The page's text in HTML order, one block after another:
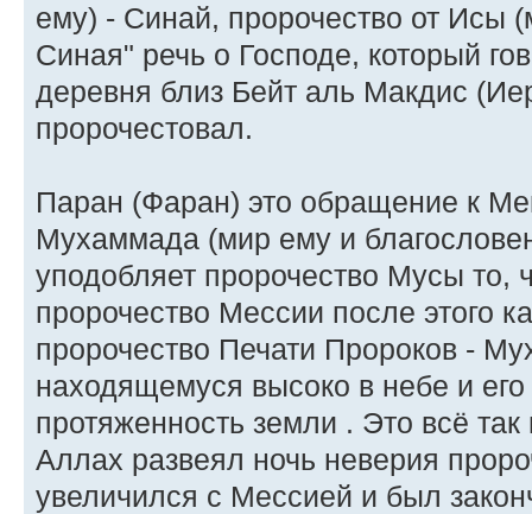
ему) - Синай, пророчество от Исы
Синая" речь о Господе, который
деревня близ Бейт аль Макдис
пророчестовал.
Паран (Фаран) это обращение к
Мухаммада (мир ему и
уподобляет пророчество Мусы то,
пророчество Мессии после этого
пророчество Печати Пророков -
находящемуся высоко в небе и его
протяженность земли . Это всё
Аллах развеял ночь неверия
увеличился с Мессией и был